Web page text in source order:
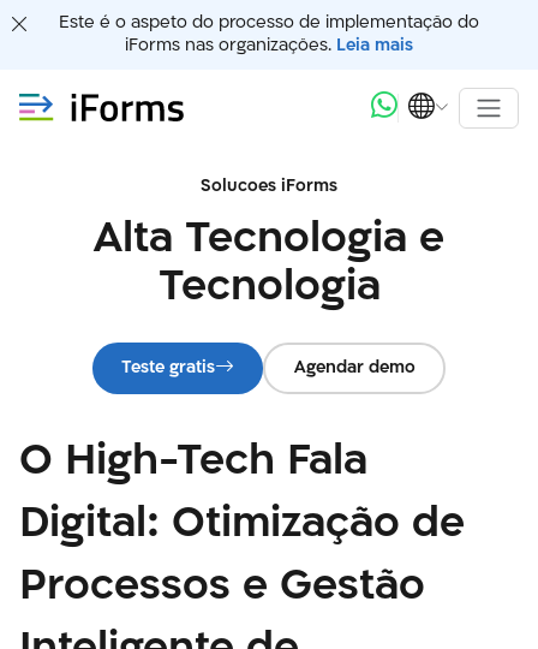
Este é o aspeto do processo de implementação do
iForms nas organizações. Leia mais
Solucoes iForms
Alta Tecnologia e
Tecnologia
Teste gratis Agendar demo
O High-Tech Fala
Digital: Otimização de
Processos e Gestão